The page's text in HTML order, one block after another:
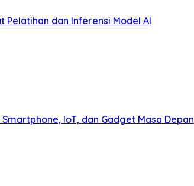
Pelatihan dan Inferensi Model AI
IoT, dan Gadget Masa Depan